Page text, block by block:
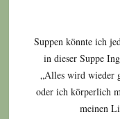
Suppen könnte ich
in dieser Suppe
„Alles wird wieder
oder ich körperlich
meinen